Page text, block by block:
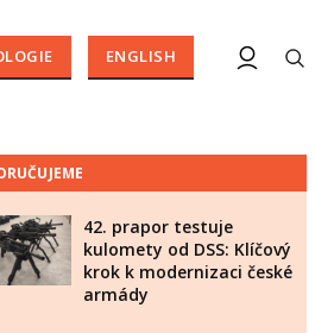
ENGLISH
42. prapor testuje
kulomety od DSS: Klíčový
krok k modernizaci české
armády